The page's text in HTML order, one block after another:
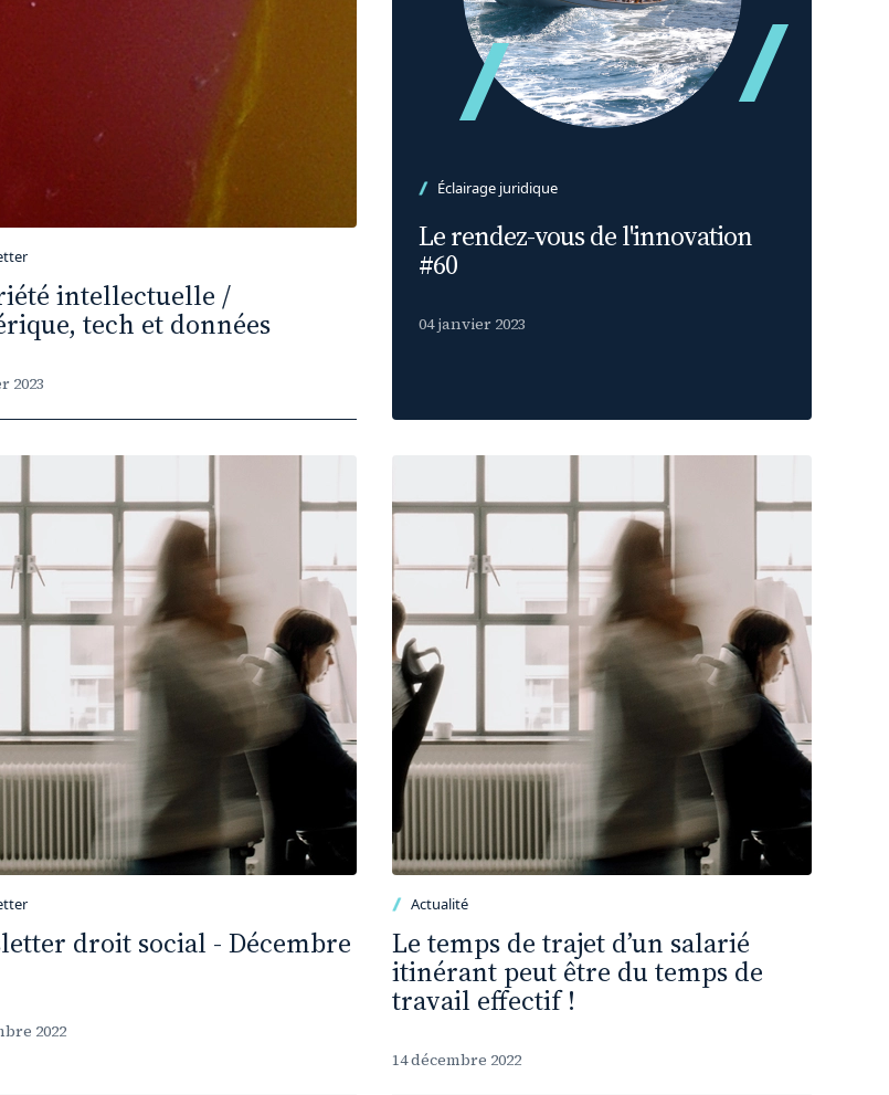
intellectuelle /
tech et données
2023
Éclairage juridique
Le rendez-vous de l'innovation
#60
04 janvier 2023
droit social - Décembre
2022
Actualité
Le temps de trajet d’un salarié
itinérant peut être du temps de
travail effectif !
14 décembre 2022